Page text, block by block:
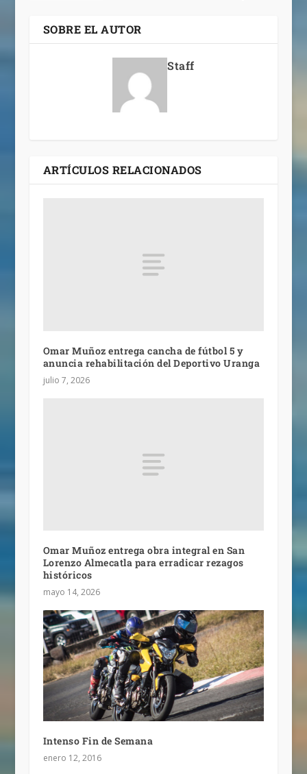
SOBRE EL AUTOR
Staff
ARTÍCULOS RELACIONADOS
Omar Muñoz entrega cancha de fútbol 5 y
anuncia rehabilitación del Deportivo Uranga
julio 7, 2026
Omar Muñoz entrega obra integral en San
Lorenzo Almecatla para erradicar rezagos
históricos
mayo 14, 2026
Intenso Fin de Semana
enero 12, 2016